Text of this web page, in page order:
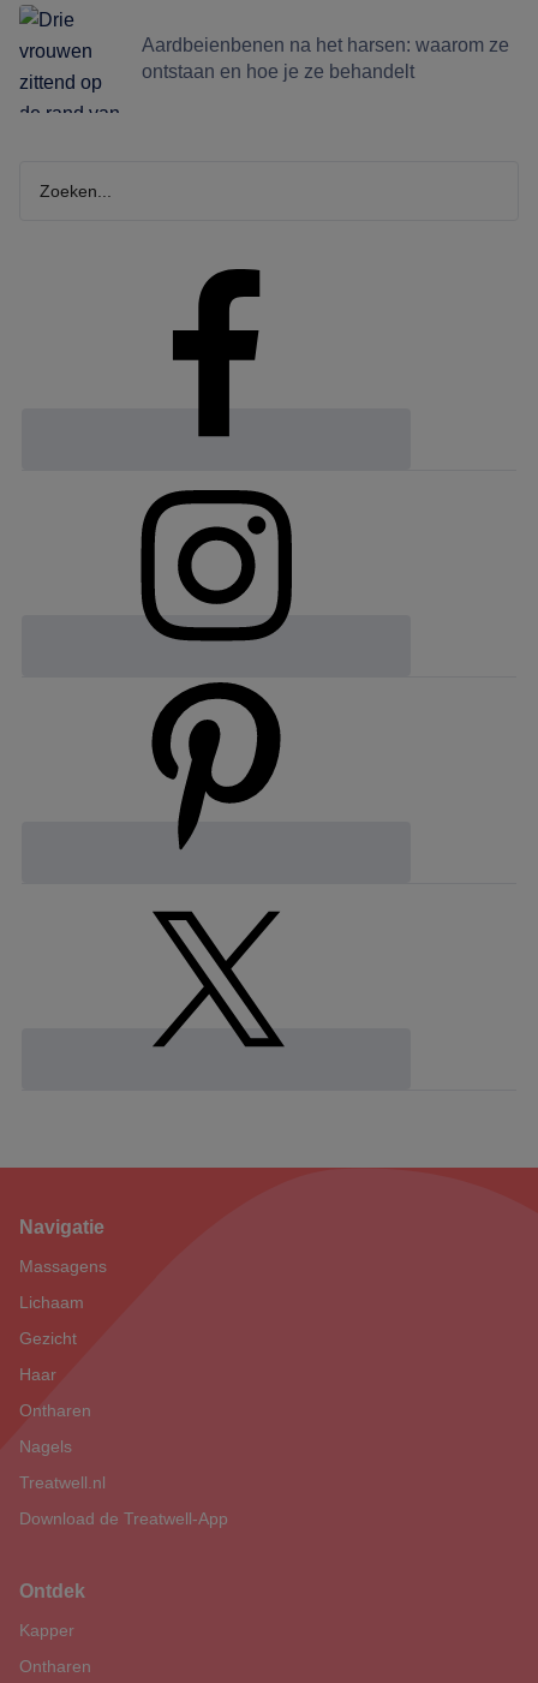
Aardbeienbenen na het harsen: waarom ze
ontstaan en hoe je ze behandelt
Footer
Navigatie
Massagens
Lichaam
Gezicht
Haar
Ontharen
Nagels
Treatwell.nl
Download de Treatwell-App
Ontdek
Kapper
Ontharen